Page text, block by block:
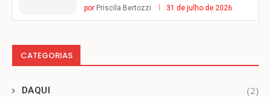
por Priscila Bertozzi 31 de julho de 2026
CATEGORIAS
DAQUI (2)